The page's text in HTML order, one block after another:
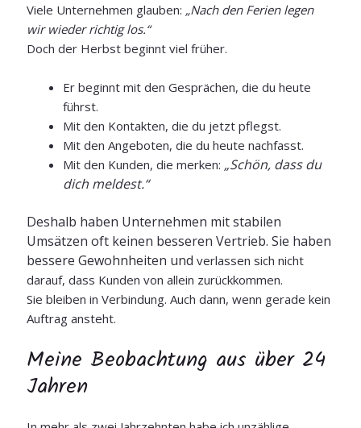
Viele Unternehmen glauben: „Nach den Ferien legen
wir wieder richtig los.“
Doch der Herbst beginnt viel früher.
Er beginnt mit den Gesprächen, die du heute
führst.
Mit den Kontakten, die du jetzt pflegst.
Mit den Angeboten, die du heute nachfasst.
Mit den Kunden, die merken: „Schön, dass du
dich meldest.“
Deshalb haben Unternehmen mit stabilen
Umsätzen oft keinen besseren Vertrieb.Sie haben
bessere Gewohnheiten undverlassen sich nicht
darauf, dass Kunden von allein zurückkommen.
Sie bleiben in Verbindung. Auch dann, wenn gerade kein
Auftrag ansteht.
Meine Beobachtung aus über 24
Jahren